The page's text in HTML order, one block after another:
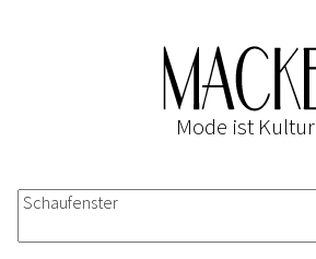
Mode ist Kultur